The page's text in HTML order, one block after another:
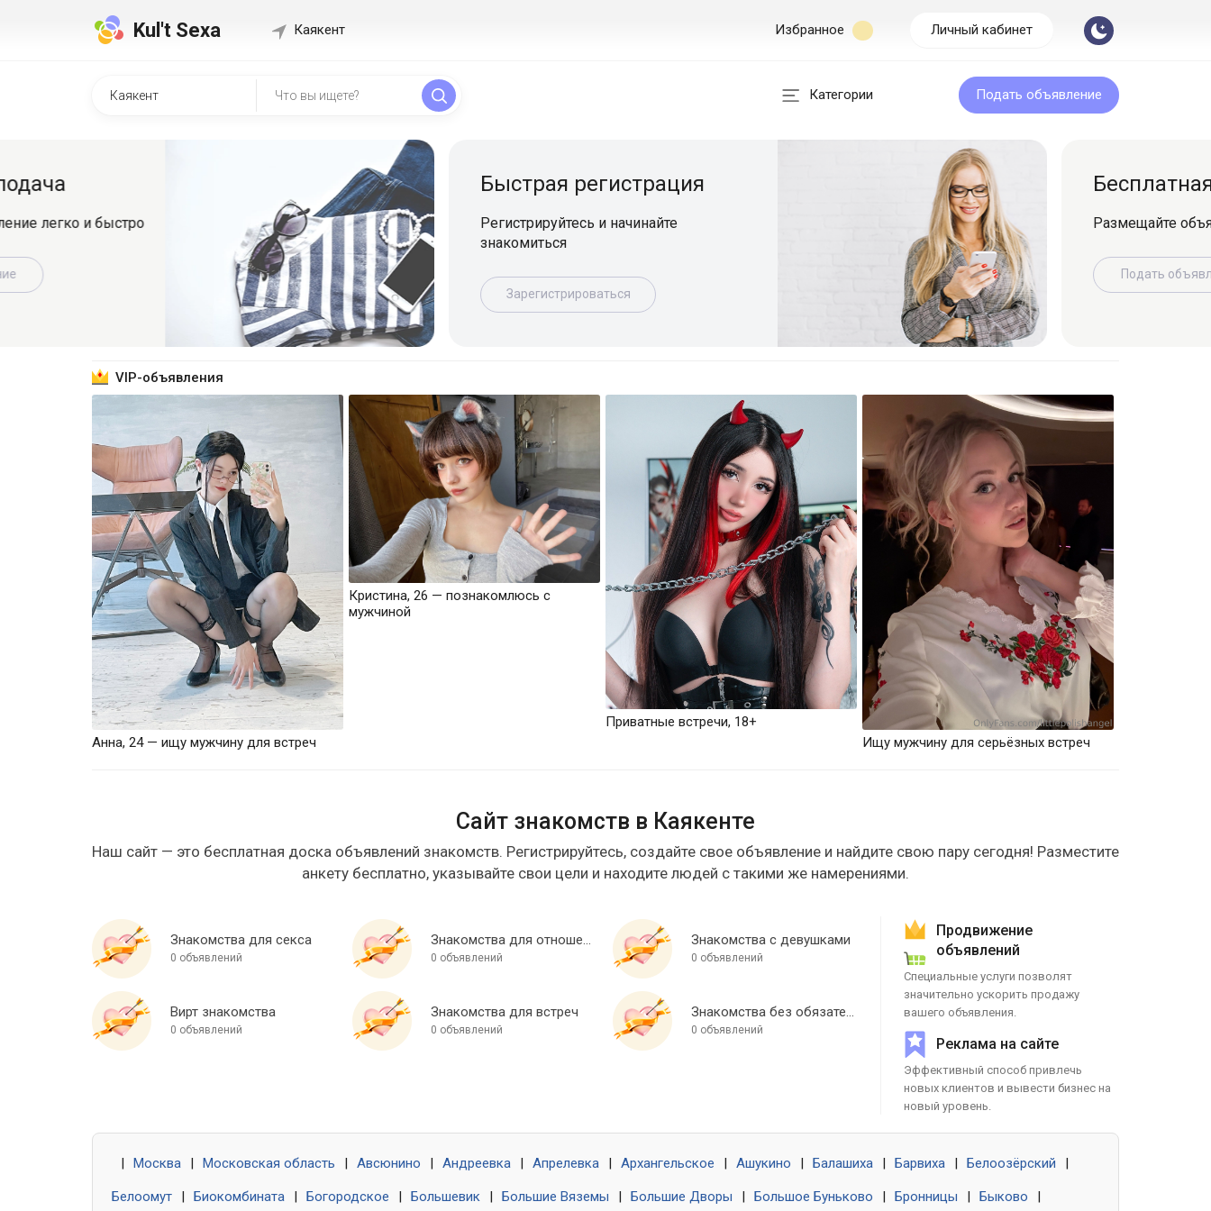
Kul't Sexa Каякент Избранное Личный кабинет
Категории Подать объявление
Быстрая регистрация
Регистрируйтесь и начинайте
знакомиться
Зарегистрироваться
Бесплатная подача
Размещайте объявление легко и
Подать объявление
VIP-объявления
Анна, 24 — ищу мужчину для встреч
Кристина, 26 — познакомлюсь с
мужчиной
Приватные встречи, 18+
Ищу мужчину для серьёзных встреч
Сайт знакомств в Каякенте
Наш сайт — это бесплатная доска объявлений знакомств. Регистрируйтесь, создайте свое объявление и найдите свою пару сегодня! Разместите
анкету бесплатно, указывайте свои цели и находите людей с такими же намерениями.
Знакомства для секса
0 объявлений
Знакомства для отношений
0 объявлений
Знакомства с девушками
0 объявлений
Вирт знакомства
0 объявлений
Знакомства для встреч
0 объявлений
Знакомства без обязательств
0 объявлений
Продвижение
объявлений
Специальные услуги позволят
значительно ускорить продажу
вашего объявления.
Реклама на сайте
Эффективный способ привлечь
новых клиентов и вывести бизнес на
новый уровень.
Москва Московская область Авсюнино Андреевка Апрелевка Архангельское Ашукино Балашиха Барвиха Белоозёрский
Белоомут Биокомбината Богородское Большевик Большие Вяземы Большие Дворы Большое Буньково Бронницы Быково